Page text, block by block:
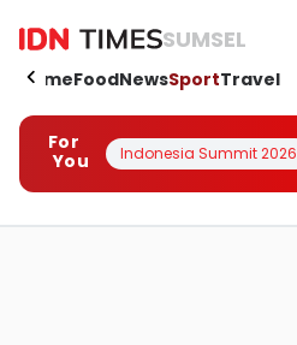
SUMSEL
HomeFoodNewsSportTravel
For
You
Indonesia Summit 2026